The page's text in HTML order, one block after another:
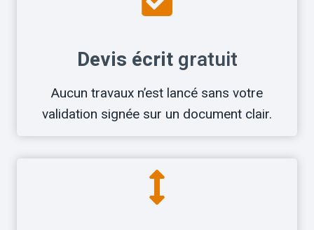
Devis écritgratuit
Aucun travaux n’est lancé sans votre
validation signée sur un document clair.